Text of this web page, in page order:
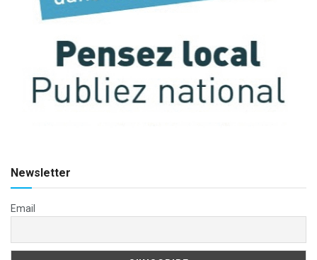
Newsletter
Email